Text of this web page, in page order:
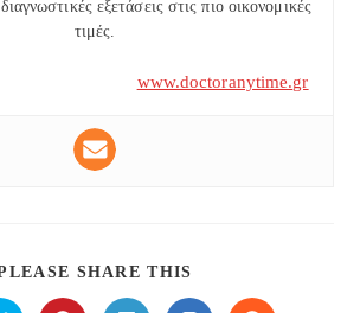
εξετάσεις στις πιο οικονομικές
τιμές.
www.doctoranytime.gr
SHARE THIS
THIS